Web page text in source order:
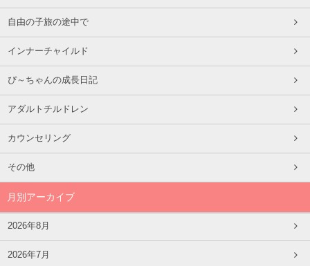
自由の子旅の途中で
インナーチャイルド
ぴ～ちゃんの成長日記
アダルトチルドレン
カウンセリング
その他
月別アーカイブ
2026年8月
2026年7月